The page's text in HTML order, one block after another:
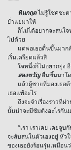
ทินกฤตไม่รู้โชคชะต
ย่ำแย่มาให้
ก็ไม่ได้อยากจะสนใจห
ไปด้วย
แต่พอเธอตื่นขึ้นมากลับ
เริ่มเครียดแล้วสิ
ใจหนึ่งก็ไม่อยากยุ่ง อี
สองขวัญตื่นขึ้นมาโด
แล้วผู้ชายที่มองเธอด้ว
เธอแพ้อะไร
ถึงจะจำเรื่องราวที่ผ่า
นั้นน่าจะมีซัมติงอะไรกัน
“เรา เราเคย เคยจูบ
จะสับสนในตัวเองอยู่ หัว
ของเธอยังร้อนรุ่มเหมือ